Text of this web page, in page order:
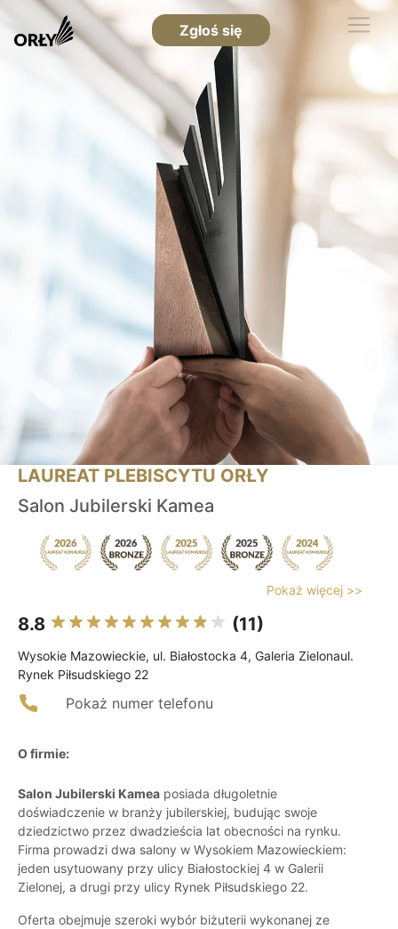
Zgłoś się
LAUREAT PLEBISCYTU ORŁY
Salon Jubilerski Kamea
Pokaż więcej >>
8.8 (11)
Wysokie Mazowieckie, ul. Białostocka 4, Galeria Zielonaul.
Rynek Piłsudskiego 22
Pokaż numer telefonu
O firmie:
Salon Jubilerski Kamea posiada długoletnie
doświadczenie w branży jubilerskiej, budując swoje
dziedzictwo przez dwadzieścia lat obecności na rynku.
Firma prowadzi dwa salony w Wysokiem Mazowieckiem:
jeden usytuowany przy ulicy Białostockiej 4 w Galerii
Zielonej, a drugi przy ulicy Rynek Piłsudskiego 22.
Oferta obejmuje szeroki wybór biżuterii wykonanej ze